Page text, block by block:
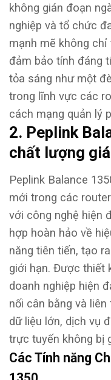
không gián đoạn
nghiệp và tổ chức
mạnh mẽ không
đảm bảo tính đáng
tỏa sáng như một
trong lĩnh vực các
cách mạng quản lý
2. Peplink
chất lượng
Peplink Balance
mới trong các
với công nghệ hiện
hợp hoàn hảo về
năng tiên tiến, tạo
giới hạn. Được thiết
doanh nghiệp hiện
nối cân bằng và
dữ liệu lớn, dịch vụ
trực tuyến không bị
Các Tính năng